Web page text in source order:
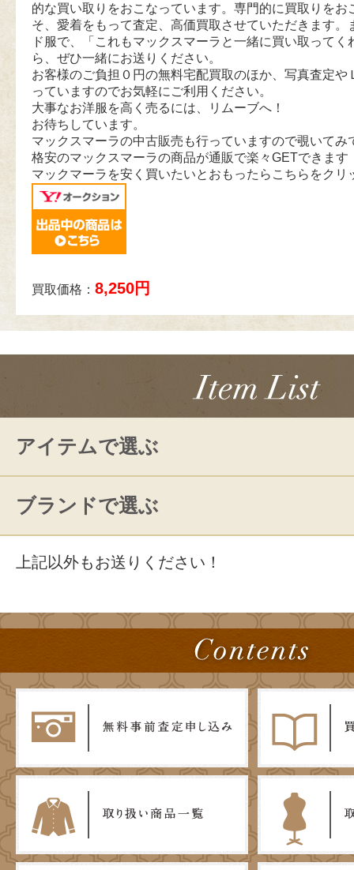
的な買い取りをおこなっています。専門的に買取りをお
そ、愛着をもって査定、高価買取させていただきます。
ド服で、「これもマックスマーラと一緒に買い取ってく
ら、ぜひ一緒にお送りください。
お客様のご負担０円の無料宅配買取のほか、写真査定や
っていますのでお気軽にご利用ください。
大事なお洋服を高く売るには、リムーブへ！
お待ちしています。
マックスマーラの中古販売も行っていますので覗いてみ
格安のマックスマーラの商品が通販で楽々GETできます
マックマーラを安く買いたいとおもったらこちらをクリ
買取価格： 8,250円
アイテムで選ぶ
ブランドで選ぶ
上記以外もお送りください！